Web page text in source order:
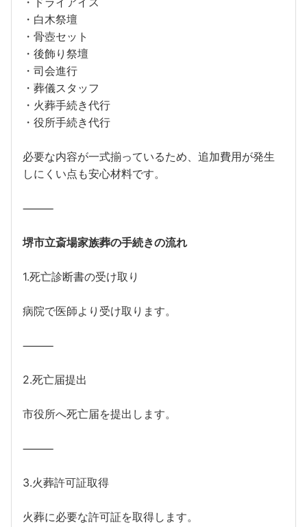
・白木祭壇
・骨壺セット
・後飾り祭壇
・司会進行
・葬儀スタッフ
・火葬手続き代行
・役所手続き代行
必要な内容が一式揃っているため、追加費用が発生
しにくい点も安心材料です。
⸻
堺市立斎場家族葬の手続きの流れ
1.死亡診断書の受け取り
病院で医師より受け取ります。
⸻
2.死亡届提出
市役所へ死亡届を提出します。
⸻
3.火葬許可証取得
火葬に必要な許可証を取得します。